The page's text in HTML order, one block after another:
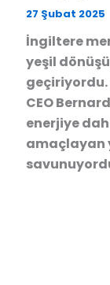
27 Şubat 2025
İngiltere
yeşil
geçiriyordu.
CEO
enerjiye
amaçlayan